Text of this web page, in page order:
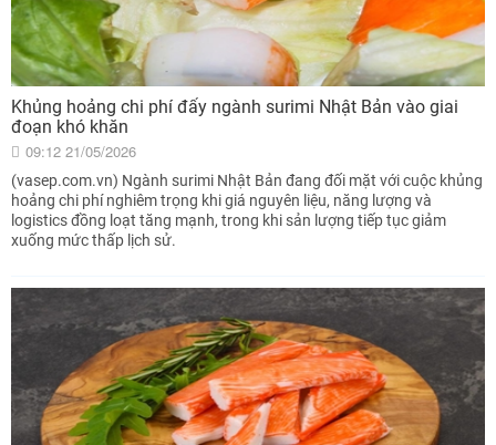
Khủng hoảng chi phí đẩy ngành surimi Nhật Bản vào giai
đoạn khó khăn
09:12 21/05/2026
(vasep.com.vn) Ngành surimi Nhật Bản đang đối mặt với cuộc khủng
hoảng chi phí nghiêm trọng khi giá nguyên liệu, năng lượng và
logistics đồng loạt tăng mạnh, trong khi sản lượng tiếp tục giảm
xuống mức thấp lịch sử.